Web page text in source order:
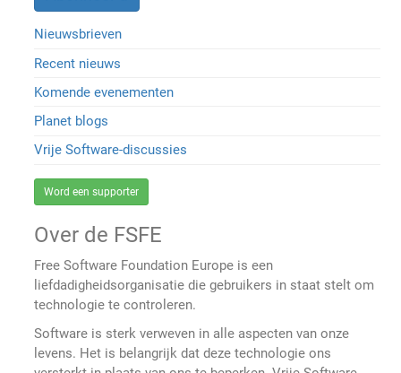
Nieuwsbrieven
Recent nieuws
Komende evenementen
Planet blogs
Vrije Software-discussies
Word een supporter
Over de FSFE
Free Software Foundation Europe is een
liefdadigheidsorganisatie die gebruikers in staat stelt om
technologie te controleren.
Software is sterk verweven in alle aspecten van onze
levens. Het is belangrijk dat deze technologie ons